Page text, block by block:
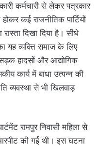
कर्मचारी से लेकर पत्रकार
कई राजनीतिक पार्टियों
दिखा दिया है। सीधे
यह व्यक्ति समाज के लिए
हादसों और आद्योगिक
कार्य में बाधा उत्पन्न की
व्यवस्था से भी खिलवाड़
रामपुर निवासी महिला से
की गई थी। इस घटना